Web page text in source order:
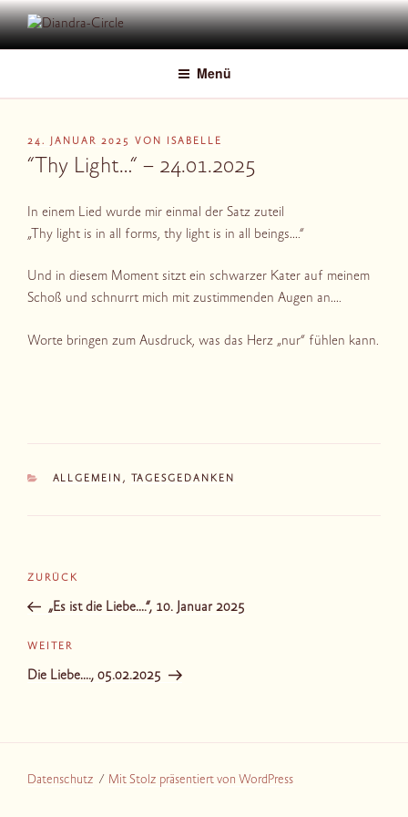
Zum
Inhalt
springenDIANDRA-CIRCLE
Menü
VERÖFFENTLICHT
AM
24. JANUAR 2025 VON ISABELLE
“Thy Light…“ – 24.01.2025
In einem Lied wurde mir einmal der Satz zuteil
„Thy light is in all forms, thy light is in all beings….“
Und in diesem Moment sitzt ein schwarzer Kater auf meinem
Schoß und schnurrt mich mit zustimmenden Augen an….
Worte bringen zum Ausdruck, was das Herz „nur“ fühlen kann.
KATEGORIEN
ALLGEMEIN , TAGESGEDANKEN
Beitragsnavigation
Vorheriger
Beitrag
ZURÜCK
„Es ist die Liebe….“, 10. Januar 2025
Nächster
Beitrag
WEITER
Die Liebe…., 05.02.2025
Datenschutz Mit Stolz präsentiert von WordPress